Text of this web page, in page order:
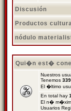
Discusión
Productos
nódulo
Qui�n est�
Nuestros
Tenemos 339
El �ltimo
En total hay
El n�
Usuarios